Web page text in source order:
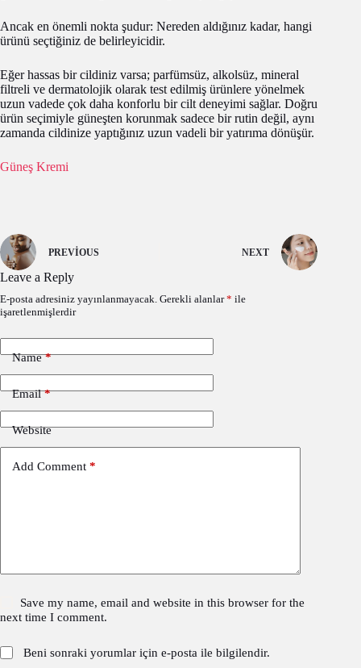
Ancak en önemli nokta şudur: Nereden aldığınız kadar, hangi
ürünü seçtiğiniz de belirleyicidir.
Eğer hassas bir cildiniz varsa; parfümsüz, alkolsüz, mineral
filtreli ve dermatolojik olarak test edilmiş ürünlere yönelmek
uzun vadede çok daha konforlu bir cilt deneyimi sağlar. Doğru
ürün seçimiyle güneşten korunmak sadece bir rutin değil, aynı
zamanda cildinize yaptığınız uzun vadeli bir yatırıma dönüşür.
Güneş Kremi
PREVIOUS NEXT
Leave a Reply
E-posta adresiniz yayınlanmayacak. Gerekli alanlar* ile
işaretlenmişlerdir
Name*
Email*
Website
Add Comment *
Save my name, email and website in this browser for the
next time I comment.
Beni sonraki yorumlar için e-posta ile bilgilendir.